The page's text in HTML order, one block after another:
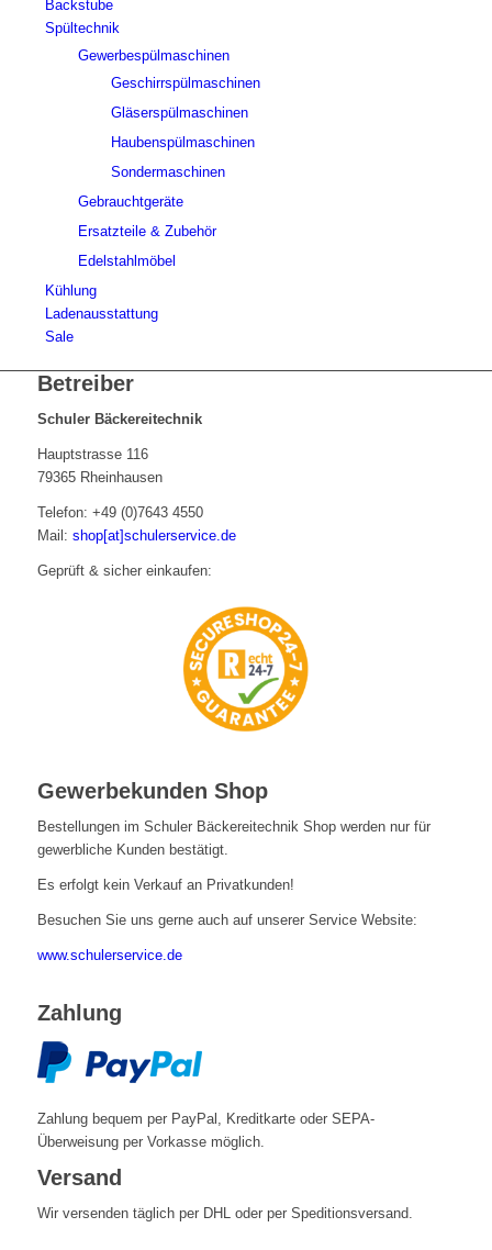
Backstube
Spültechnik
Gewerbespülmaschinen
Geschirrspülmaschinen
Gläserspülmaschinen
Haubenspülmaschinen
Sondermaschinen
Gebrauchtgeräte
Ersatzteile & Zubehör
Edelstahlmöbel
Kühlung
Ladenausstattung
Sale
Betreiber
Schuler Bäckereitechnik
Hauptstrasse 116
79365 Rheinhausen
Telefon: +49 (0)7643 4550
Mail: shop[at]schulerservice.de
Geprüft & sicher einkaufen:
Gewerbekunden Shop
Bestellungen im Schuler Bäckereitechnik Shop werden nur für
gewerbliche Kunden bestätigt.
Es erfolgt kein Verkauf an Privatkunden!
Besuchen Sie uns gerne auch auf unserer Service Website:
www.schulerservice.de
Zahlung
Zahlung bequem per PayPal, Kreditkarte oder SEPA-
Überweisung per Vorkasse möglich.
Versand
Wir versenden täglich per DHL oder per Speditionsversand.